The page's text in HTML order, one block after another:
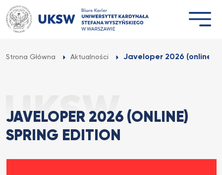
Przejdź
do
treści
Strona Główna Aktualności Javeloper 2026 (online)
JAVELOPER 2026 (ONLINE)
SPRING EDITION